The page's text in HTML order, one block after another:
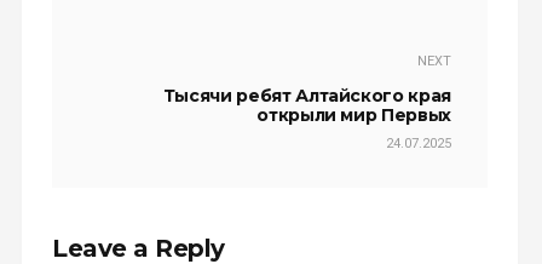
NEXT
Тысячи ребят Алтайского края
открыли мир Первых
24.07.2025
Leave a Reply